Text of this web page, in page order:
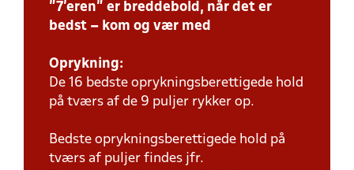
"7'eren" er breddebold, når det er
bedst – kom og vær med
Oprykning:
De 16 bedste oprykningsberettigede hold
på tværs af de 9 puljer rykker op.
Bedste oprykningsberettigede hold på
tværs af puljer findes jfr.